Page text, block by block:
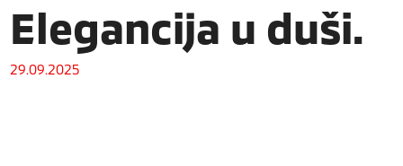
Elegancija u duši.
29.09.2025